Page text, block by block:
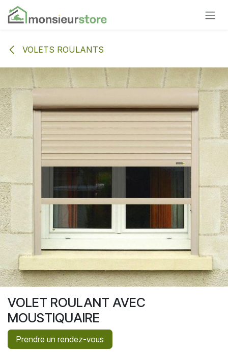
Se rendre au contenu
VOLETS ROULANTS
VOLET ROULANT AVEC
MOUSTIQUAIRE
Prendre un rendez-vous